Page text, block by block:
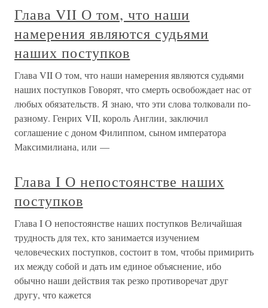
Глава VII О том, что наши
намерения являются судьями
наших поступков
Глава VII О том, что наши намерения являются судьями
наших поступков Говорят, что смерть освобождает нас от
любых обязательств. Я знаю, что эти слова толковали по-
разному. Генрих VII, король Англии, заключил
соглашение с доном Филиппом, сыном императора
Максимилиана, или —
Глава I О непостоянстве наших
поступков
Глава I О непостоянстве наших поступков Величайшая
трудность для тех, кто занимается изучением
человеческих поступков, состоит в том, чтобы примирить
их между собой и дать им единое объяснение, ибо
обычно наши действия так резко противоречат друг
другу, что кажется